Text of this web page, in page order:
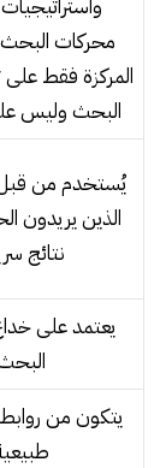
محركات
المركزة فقط
البحث وليس
يُستخدم من
الذين يريدون
نتائج
يعتمد على
يتكون من